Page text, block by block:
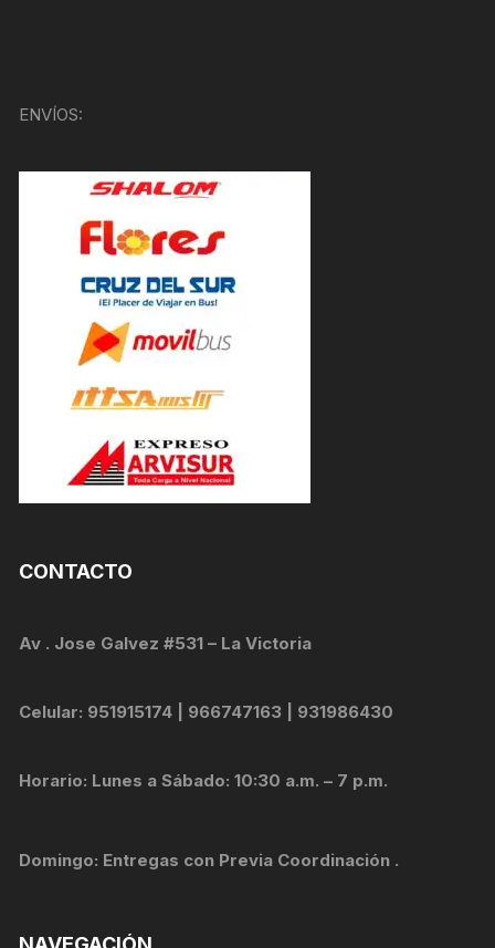
ENVÍOS:
CONTACTO
Av . Jose Galvez #531 – La Victoria
Celular: 951915174 | 966747163 | 931986430
Horario: Lunes a Sábado: 10:30 a.m. – 7 p.m.
Domingo: Entregas con Previa Coordinación .